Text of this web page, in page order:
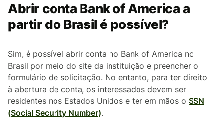
Abrir conta Bank of America a
partir do Brasil é possível?
Sim, é possível abrir conta no Bank of America no
Brasil por meio do site da instituição e preencher o
formulário de solicitação. No entanto, para ter direito
à abertura de conta, os interessados devem ser
residentes nos Estados Unidos e ter em mãos o SSN
(Social Security Number).